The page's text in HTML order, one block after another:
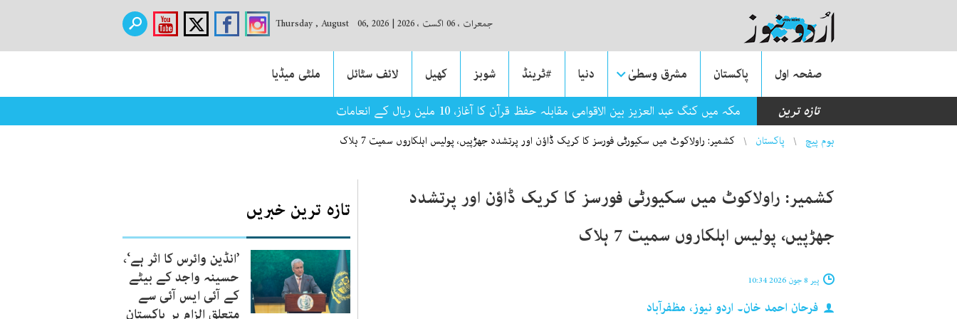
جمعرات ، 06 اگست ، 2026 |
Thursday , August 06, 2026
صفحہ اول پاکستان مشرق وسطیٰ دنیا #ٹرینڈ شوبز کھیل لائف سٹائل
ملٹی میڈیا
تازہ ترین
مکہ میں کنگ عبد العزیز بین الاقوامی مقابلہ حفظ قرآن کا آغاز، 10 ملین ریال کے انعامات
You are here
ہوم پیچ پاکستان کشمیر: راولاکوٹ میں سکیورٹی فورسز کا کریک ڈاؤن اور پرتشدد جھڑپیں، پولیس اہلکاروں سمیت 7 ہلاک
کشمیر: راولاکوٹ میں سکیورٹی فورسز کا کریک ڈاؤن اور پرتشدد
جھڑپیں، پولیس اہلکاروں سمیت 7 ہلاک
پیر 8 جون 2026 10:34
فرحان احمد خان۔ اردو نیوز، مظفرآباد
تازہ ترین خبریں
’انڈین وائرس کا اثر ہے‘،
حسینہ واجد کے بیٹے
کے آئی ایس آئی سے
متعلق الزام پر پاکستان